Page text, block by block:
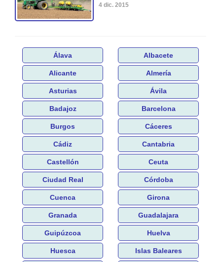
4 dic. 2015
Álava Albacete
Alicante Almería
Asturias Ávila
Badajoz Barcelona
Burgos Cáceres
Cádiz Cantabria
Castellón Ceuta
Ciudad Real Córdoba
Cuenca Girona
Granada Guadalajara
Guipúzcoa Huelva
Huesca Islas Baleares